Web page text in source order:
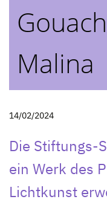
Malina
14/02/2024
Die Stiftungs-
ein Werk des
Lichtkunst